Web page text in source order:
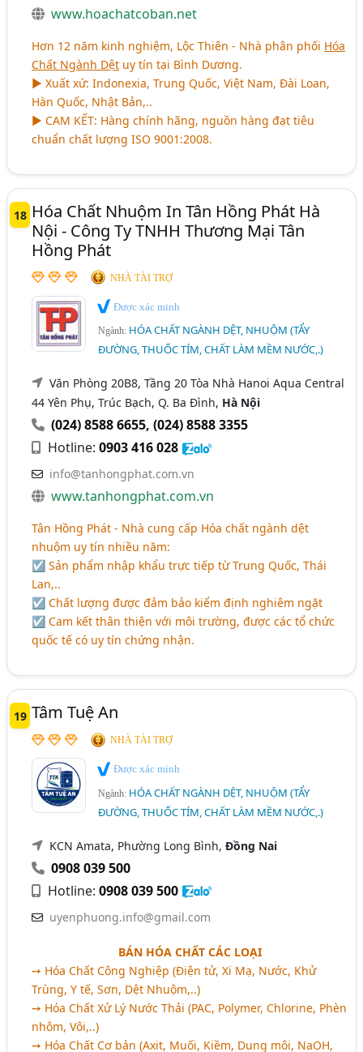
www.hoachatcoban.net
Hơn 12 năm kinh nghiệm, Lộc Thiên - Nhà phân phối Hóa
Chất Ngành Dệt uy tín tại Bình Dương.
► Xuất xứ: Indonexia, Trung Quốc, Việt Nam, Đài Loan,
Hàn Quốc, Nhật Bản,..
► CAM KẾT: Hàng chính hãng, nguồn hàng đạt tiêu
chuẩn chất lượng ISO 9001:2008.
18 Hóa Chất Nhuộm In Tân Hồng Phát Hà
Nội - Công Ty TNHH Thương Mại Tân
Hồng Phát
NHÀ TÀI TRỢ
Được xác minh
Ngành: HÓA CHẤT NGÀNH DỆT, NHUỘM (TẨY
ĐƯỜNG, THUỐC TÍM, CHẤT LÀM MỀM NƯỚC,.)
Văn Phòng 20B8, Tầng 20 Tòa Nhà Hanoi Aqua Central
44 Yên Phụ, Trúc Bạch, Q. Ba Đình, Hà Nội
(024) 8588 6655,(024) 8588 3355
Hotline:0903 416 028
info@tanhongphat.com.vn
www.tanhongphat.com.vn
Tân Hồng Phát - Nhà cung cấp Hóa chất ngành dệt
nhuộm uy tín nhiều năm:
☑ Sản phẩm nhập khẩu trực tiếp từ Trung Quốc, Thái
Lan,..
☑ Chất lượng được đảm bảo kiểm định nghiêm ngặt
☑ Cam kết thân thiện với môi trường, được các tổ chức
quốc tế có uy tín chứng nhận.
19 Tâm Tuệ An
NHÀ TÀI TRỢ
Được xác minh
Ngành: HÓA CHẤT NGÀNH DỆT, NHUỘM (TẨY
ĐƯỜNG, THUỐC TÍM, CHẤT LÀM MỀM NƯỚC,.)
KCN Amata, Phường Long Bình,Đồng Nai
0908 039 500
Hotline:0908 039 500
uyenphuong.info@gmail.com
BÁN HÓA CHẤT CÁC LOẠI
➙ Hóa Chất Công Nghiệp (Điện tử, Xi Mạ, Nước, Khử
Trùng, Y tế, Sơn, Dệt Nhuộm,..)
➙ Hóa Chất Xử Lý Nước Thải (PAC, Polymer, Chlorine, Phèn
nhôm, Vôi,..)
➙ Hóa Chất Cơ bản (Axit, Muối, Kiềm, Dung môi, NaOH,